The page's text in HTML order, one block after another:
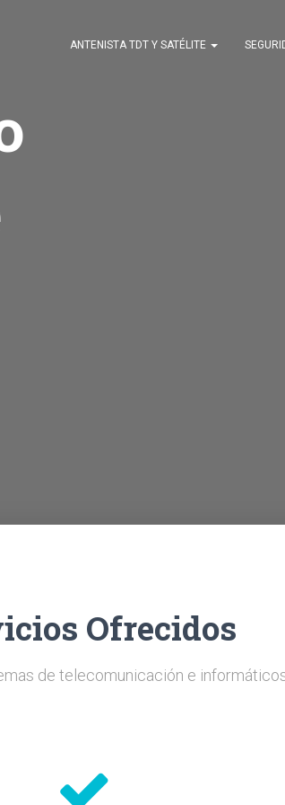
ANTENISTA TDT Y SATÉLITE
Ofrecidos
de telecomunicación e